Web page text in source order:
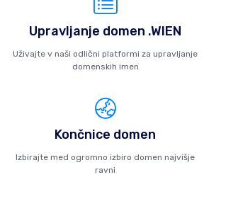
Upravljanje domen .WIEN
Uživajte v naši odlični platformi za upravljanje
domenskih imen
Končnice domen
Izbirajte med ogromno izbiro domen najvišje
ravni